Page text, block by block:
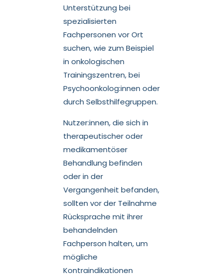
Unterstützung bei
spezialisierten
Fachpersonen vor Ort
suchen, wie zum Beispiel
in onkologischen
Trainingszentren, bei
Psychoonkolog:innen oder
durch Selbsthilfegruppen.
Nutzer:innen, die sich in
therapeutischer oder
medikamentöser
Behandlung befinden
oder in der
Vergangenheit befanden,
sollten vor der Teilnahme
Rücksprache mit ihrer
behandelnden
Fachperson halten, um
mögliche
Kontraindikationen